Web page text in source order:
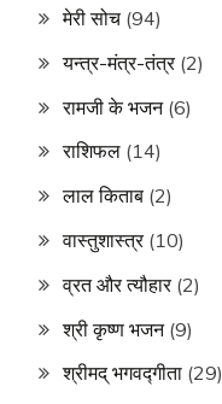
मेरी सोच (94)
यन्त्र-मंत्र-तंत्र(2)
रामजी के भजन(6)
राशिफल (14)
लाल किताब (2)
वास्तुशास्त्र(10)
व्रत और त्यौहार(2)
श्री कृष्ण भजन(9)
श्रीमद् भगवद्गीता (29)